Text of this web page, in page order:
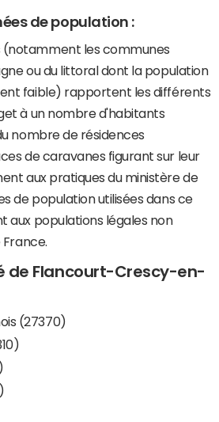
de population :
(notamment les communes
ou du littoral dont la population
faible) rapportent les différents
à un nombre d'habitants
nombre de résidences
de caravanes figurant sur leur
aux pratiques du ministère de
de population utilisées dans ce
aux populations légales non
de Flancourt-Crescy-en-
(27370)